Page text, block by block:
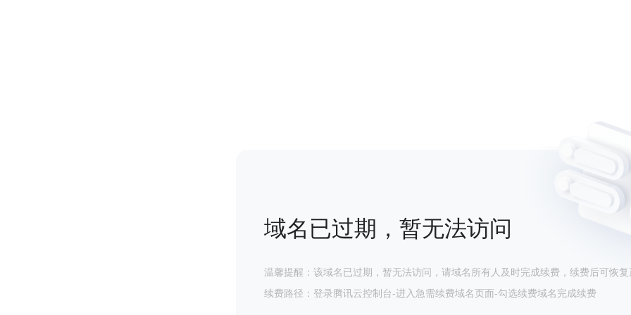
域名已过期，暂无法访问
温馨提醒：该域名已过期，暂无法访问，请域名所有人及时完成续费，续费后可恢复
续费路径：登录腾讯云控制台-进入急需续费域名页面-勾选续费域名完成续费